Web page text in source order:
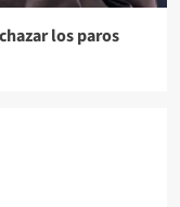
los paros